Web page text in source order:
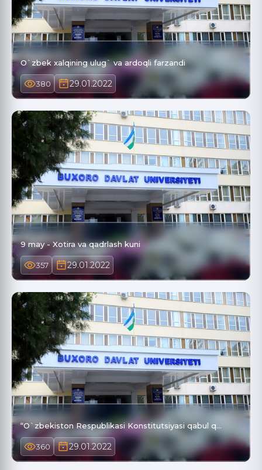
O`zbek xalqining ulug` va ardoqli farzandi
380 29.01.2022
9 may - Xotira va qadrlash kuni
357 29.01.2022
“O`zbekiston Respublikasi Konstitutsiyasi qabul q…
360 29.01.2022